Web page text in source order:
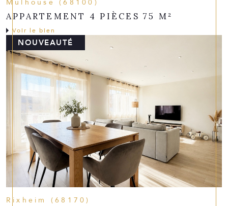
Mulhouse (68100)
APPARTEMENT 4 PIÈCES 75 M²
Voir le bien
NOUVEAUTÉ
Rixheim (68170)